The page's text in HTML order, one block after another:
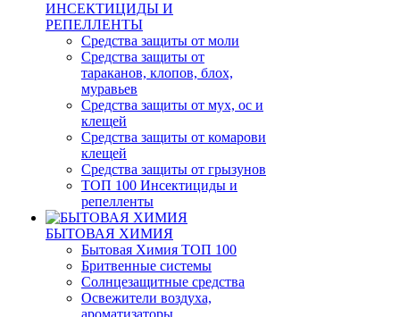
ИНСЕКТИЦИДЫ И
РЕПЕЛЛЕНТЫ
Средства защиты от моли
Средства защиты от
тараканов, клопов, блох,
муравьев
Средства защиты от мух, ос и
клещей
Средства защиты от комарови
клещей
Средства защиты от грызунов
ТОП 100 Инсектициды и
репелленты
БЫТОВАЯ ХИМИЯ
Бытовая Химия ТОП 100
Бритвенные системы
Солнцезащитные средства
Освежители воздуха,
ароматизаторы